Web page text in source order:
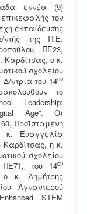
εννέα (9)
τον
εκπαίδευσης
ντής της Π.Ε.
ΠΕ23,
Καρδίτσας, ο κ.
σχολείου
ντρια του 14ου
το
Leadership:
Age”. Οι
Προϊσταμένη
κ. Ευαγγελία
Καρδίτσας, η κ.
σχολείου
του 14ου
ο κ. Δημήτρης
Αγναντερού
STEM